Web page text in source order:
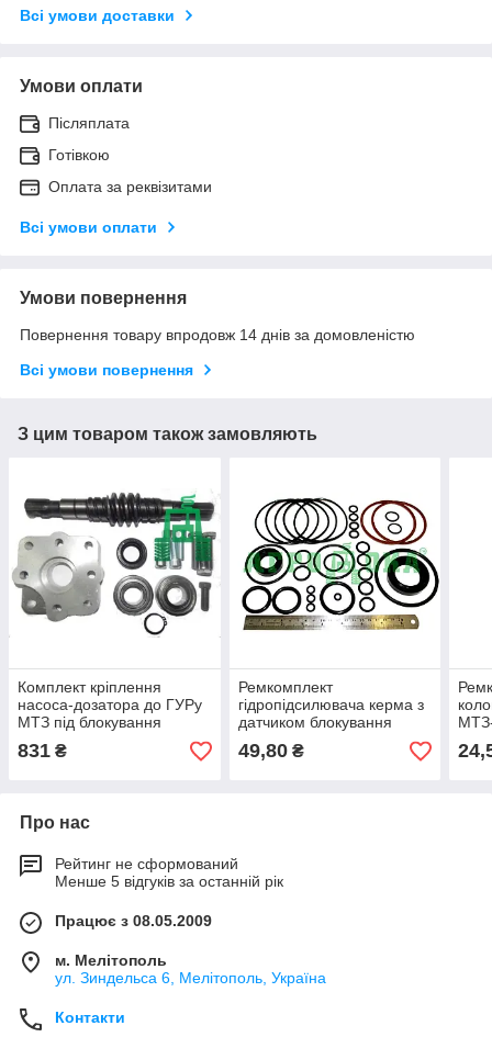
Всі умови доставки
Умови оплати
Післяплата
Готівкою
Оплата за реквізитами
Всі умови оплати
Умови повернення
Повернення товару впродовж 14 днів за домовленістю
Всі умови повернення
З цим товаром також замовляють
Комплект кріплення
насоса-дозатора до ГУРу
МТЗ під блокування
831 ₴
Ремкомплект
гідропідсилювача керма з
датчиком блокування
(повний) (МТЗ-80;
МТЗ-82)
49,80₴
Про нас
Рейтинг не сформований
Менше 5 відгуків за останній рік
Працює з 08.05.2009
м. Мелітополь
ул. Зиндельса 6, Мелітополь, Україна
Контакти